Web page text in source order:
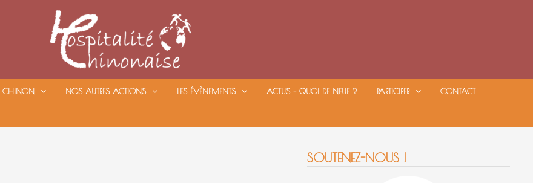
CHINON NOS AUTRES ACTIONS LES ÉVÈNEMENTS ACTUS – QUOI DE NEUF ? PARTICIPER CONTACT
SOUTENEZ-NOUS !